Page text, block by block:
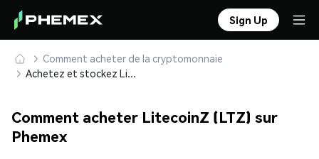
Sign Up
Comment acheter de la cryptomonnaie
Achetez et stockez LitecoinZ (LTZ) en toute sécurité
Comment acheter LitecoinZ (LTZ) sur
Phemex